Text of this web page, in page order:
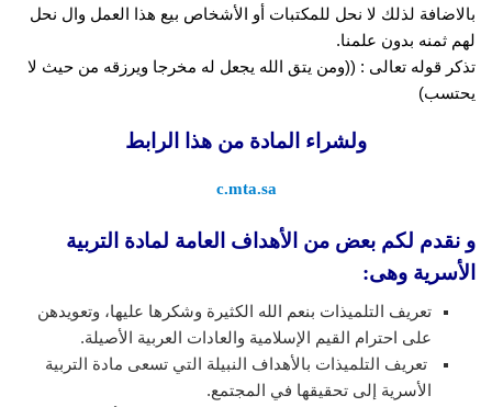
بالاضافة لذلك لا نحل للمكتبات أو الأشخاص بيع هذا العمل وال نحل
لهم ثمنه بدون علمنا.
تذكر قوله تعالى : ((ومن يتق الله يجعل له مخرجا ويرزقه من حيث لا
يحتسب)
ولشراء المادة من هذا الرابط
c.mta.sa
و نقدم لكم بعض من الأهداف العامة لمادة التربية
الأسرية وهى:
تعريف التلميذات بنعم الله الكثيرة وشكرها عليها، وتعويدهن
على احترام القيم الإسلامية والعادات العربية الأصيلة.
تعريف التلميذات بالأهداف النبيلة التي تسعى مادة التربية
الأسرية إلى تحقيقها في المجتمع.